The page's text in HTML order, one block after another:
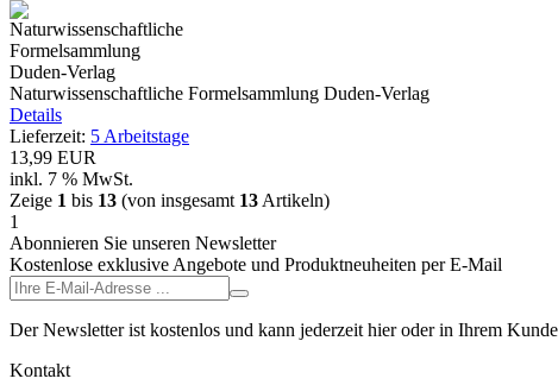
Naturwissenschaftliche Formelsammlung Duden-Verlag
Details
Lieferzeit: 5 Arbeitstage
13,99 EUR
inkl. 7 % MwSt.
Zeige 1 bis 13 (von insgesamt 13 Artikeln)
1
Abonnieren Sie unseren Newsletter
Kostenlose exklusive Angebote und Produktneuheiten per E-Mail
Der Newsletter ist kostenlos und kann jederzeit hier oder in Ihrem
Kontakt